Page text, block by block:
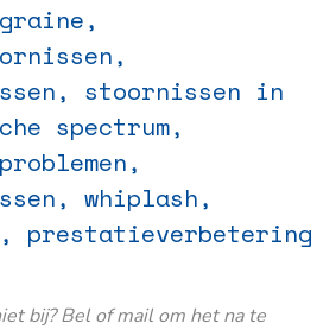
stoornissen in
spectrum,
whiplash,
prestatieverbetering
bij? Bel of mail om het na te